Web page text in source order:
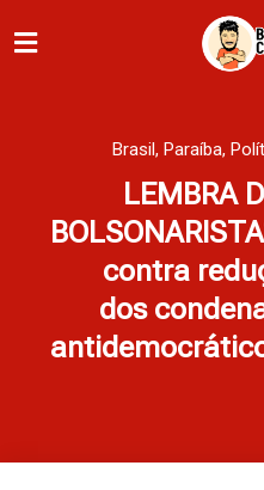
para
Brasil, Paraíba,
LEMBRA
contra
dos